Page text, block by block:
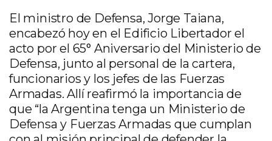
El ministro de Defensa, Jorge Taiana,
encabezó hoy en el Edificio Libertador el
acto por el 65° Aniversario del Ministerio de
Defensa, junto al personal de la cartera,
funcionarios y los jefes de las Fuerzas
Armadas. Allí reafirmó la importancia de
que “la Argentina tenga un Ministerio de
Defensa y Fuerzas Armadas que cumplan